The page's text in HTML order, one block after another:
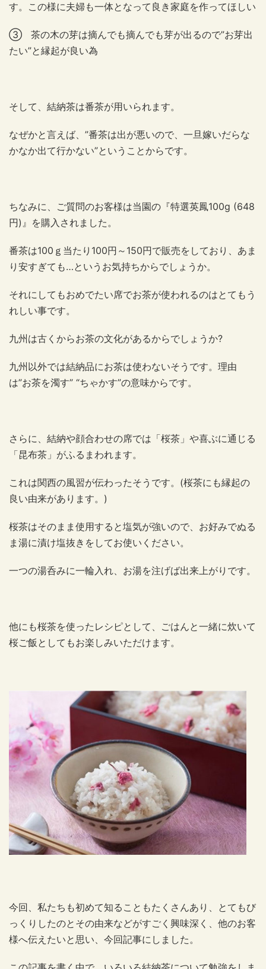
す。この様に夫婦も一体となって良き家庭を作ってほしい
③ 茶の木の芽は摘んでも摘んでも芽が出るので”お芽出
たい”と縁起が良い為
そして、結納茶は番茶が用いられます。
なぜかと言えば、”番茶は出が悪いので、一旦嫁いだらな
かなか出て行かない”ということからです。
ちなみに、ご質問のお客様は当園の『特選英鳳100g (648
円)』を購入されました。
番茶は100ｇ当たり100円～150円で販売をしており、あま
り安すぎても…というお気持ちからでしょうか。
それにしてもおめでたい席でお茶が使われるのはとてもう
れしい事です。
九州は古くからお茶の文化があるからでしょうか?
九州以外では結納品にお茶は使わないそうです。理由
は”お茶を濁す” “ちゃかす”の意味からです。
さらに、結納や顔合わせの席では「桜茶」や喜ぶに通じる
「昆布茶」がふるまわれます。
これは関西の風習が伝わったそうです。(桜茶にも縁起の
良い由来があります。)
桜茶はそのまま使用すると塩気が強いので、お好みでぬる
ま湯に漬け塩抜きをしてお使いください。
一つの湯呑みに一輪入れ、お湯を注げば出来上がりです。
他にも桜茶を使ったレシピとして、ごはんと一緒に炊いて
桜ご飯としてもお楽しみいただけます。
今回、私たちも初めて知ることもたくさんあり、とてもび
っくりしたのとその由来などがすごく興味深く、他のお客
様へ伝えたいと思い、今回記事にしました。